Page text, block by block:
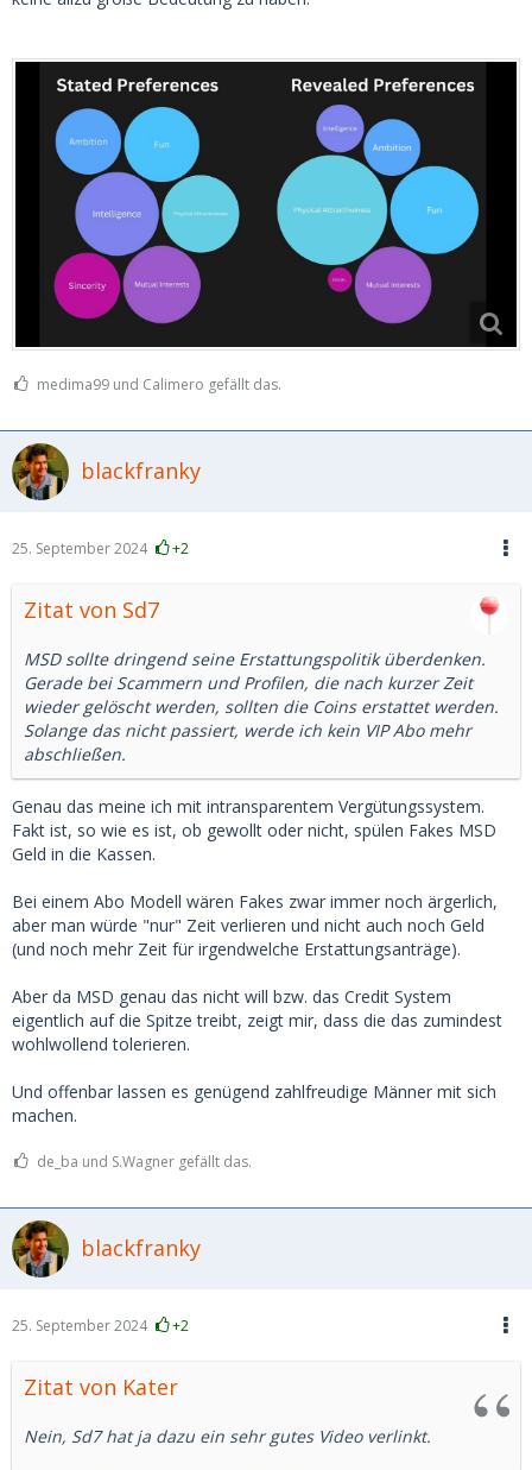
richten etwa 50-60% ihrer Kontakte und Anfragen an die
Top 10% der attraktivsten Männer.
2. Mittelattraktive Männer (Mittlere 40-60%):Etwa 30-40%
der Kontakte der attraktivsten Frauen gehen an
mittelattraktive Männer. Die Top-Frauen weichen in einigen
Fällen von den äußerlich attraktivsten Männern ab, wenn
andere attraktive Qualitäten vorhanden sind.
3. Unattraktivste Männer (Unterste 30%):
Diese Männer haben kaum Chancen, von sehr attraktiven
Frauen kontaktiert zu werden, es sei denn, sie bieten
andere außergewöhnliche Merkmale wie hohe soziale
Stellung, außergewöhnlichen Reichtum oder spezielle
persönliche Qualitäten, die die fehlende physische
Zusammengefasst lässt sich sagen, dass die Top 10% der
attraktivsten Frauen auf Dating-Plattformen eine starke
einigen Fällen bereit sind, mittelattraktive Männer zu
kontaktieren, wenn andere ansprechende Merkmale
hingegen nur geringe Chancen, von diesen Frauen
medima99 und Calimero gefällt das.
blackfranky
25. September 2024 +2
Zitat von Sd7
MSD sollte dringend seine Erstattungspolitik überdenken.
Gerade bei Scammern und Profilen, die nach kurzer Zeit
wieder gelöscht werden, sollten die Coins erstattet werden.
Solange das nicht passiert, werde ich kein VIP Abo mehr
abschließen.
Genau das meine ich mit intransparentem Vergütungssystem.
Fakt ist, so wie es ist, ob gewollt oder nicht, spülen Fakes MSD
Geld in die Kassen.
Bei einem Abo Modell wären Fakes zwar immer noch ärgerlich,
aber man würde "nur" Zeit verlieren und nicht auch noch Geld
(und noch mehr Zeit für irgendwelche Erstattungsanträge).
Aber da MSD genau das nicht will bzw. das Credit System
eigentlich auf die Spitze treibt, zeigt mir, dass die das zumindest
wohlwollend tolerieren.
Und offenbar lassen es genügend zahlfreudige Männer mit sich
machen.
de_ba und S.Wagner gefällt das.
blackfranky
25. September 2024 +2
Zitat von Kater
Nein, Sd7 hat ja dazu ein sehr gutes Video verlinkt.